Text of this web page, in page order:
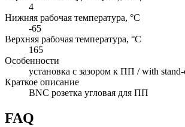
4
Нижняя рабочая температура, °C
-65
Верхняя рабочая температура, °C
165
Особенности
установка с зазором к ПП / with
Краткое описание
BNC розетка угловая для ПП
FAQ